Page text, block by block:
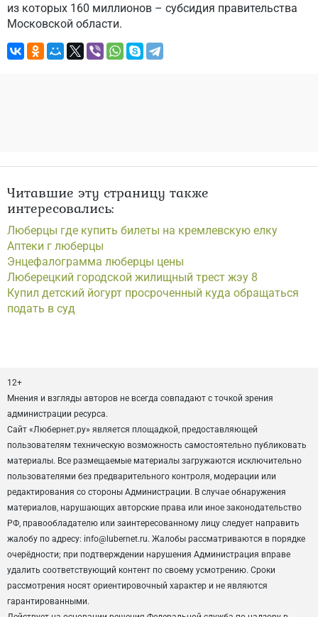
из которых 160 миллионов – субсидия правительства
Московской области.
Читавшие эту страницу также
интересовались:
Люберцы где купить билеты на кремлевскую елку
Аптеки г люберцы
Энцефалограмма люберцы цены
Люберецкий городской жилищный трест жэу 8
Купил детский йогурт просроченный куда обращаться
подать в суд
12+
Мнения и взгляды авторов не всегда совпадают с точкой зрения
администрации ресурса.
Сайт «Любернет.ру» является площадкой, предоставляющей
пользователям техническую возможность самостоятельно публиковать
материалы. Все размещаемые материалы загружаются исключительно
пользователями без предварительного контроля, модерации или
редактирования со стороны Администрации. В случае обнаружения
материалов, нарушающих авторские права или иное законодательство
РФ, правообладателю или заинтересованному лицу следует направить
жалобу по адресу: info@lubernet.ru. Жалобы рассматриваются в порядке
очерёдности; при подтверждении нарушения Администрация вправе
удалить соответствующий контент по своему усмотрению. Сроки
рассмотрения носят ориентировочный характер и не являются
гарантированными.